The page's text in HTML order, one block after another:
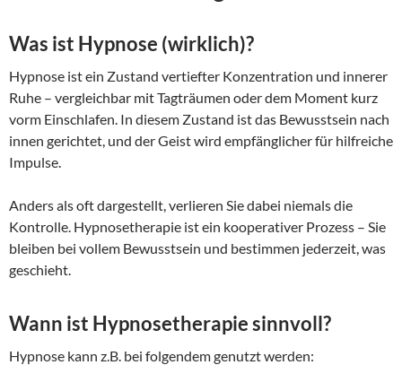
Was ist Hypnose (wirklich)?
Hypnose ist ein Zustand vertiefter Konzentration und innerer
Ruhe – vergleichbar mit Tagträumen oder dem Moment kurz
vorm Einschlafen. In diesem Zustand ist das Bewusstsein nach
innen gerichtet, und der Geist wird empfänglicher für hilfreiche
Impulse.
Anders als oft dargestellt, verlieren Sie dabei niemals die
Kontrolle. Hypnosetherapie ist ein kooperativer Prozess – Sie
bleiben bei vollem Bewusstsein und bestimmen jederzeit, was
geschieht.
Wann ist Hypnosetherapie sinnvoll?
Hypnose kann z.B. bei folgendem genutzt werden: